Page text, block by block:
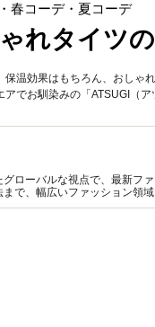
春コーデ・夏コーデ
れタイツ
温効果はもちろん、おしゃ
でお馴染みの「ATSUGI（
ローバルな視点で、最新フ
で、幅広いファッション領
で活躍。